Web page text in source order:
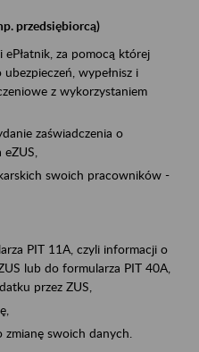
przedsiębiorcą)
ePłatnik, za pomocą której
wypełnisz i
z wykorzystaniem
zaświadczenia o
swoich pracowników -
PIT 11A, czyli informacji o
lub do formularza PIT 40A,
przez ZUS,
zmianę swoich danych.